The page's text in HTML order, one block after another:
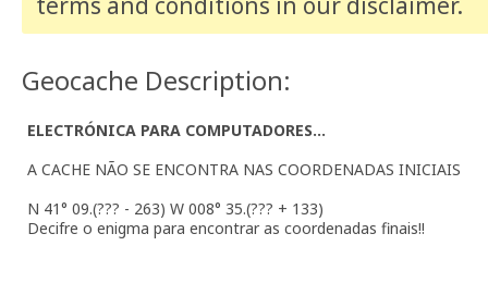
Geocache Description:
ELECTRÓNICA PARA COMPUTADORES...
A CACHE NÃO SE ENCONTRA NAS COORDENADAS INICIAIS
N 41° 09.(??? - 263) W 008° 35.(??? + 133)
Decifre o enigma para encontrar as coordenadas finais!!